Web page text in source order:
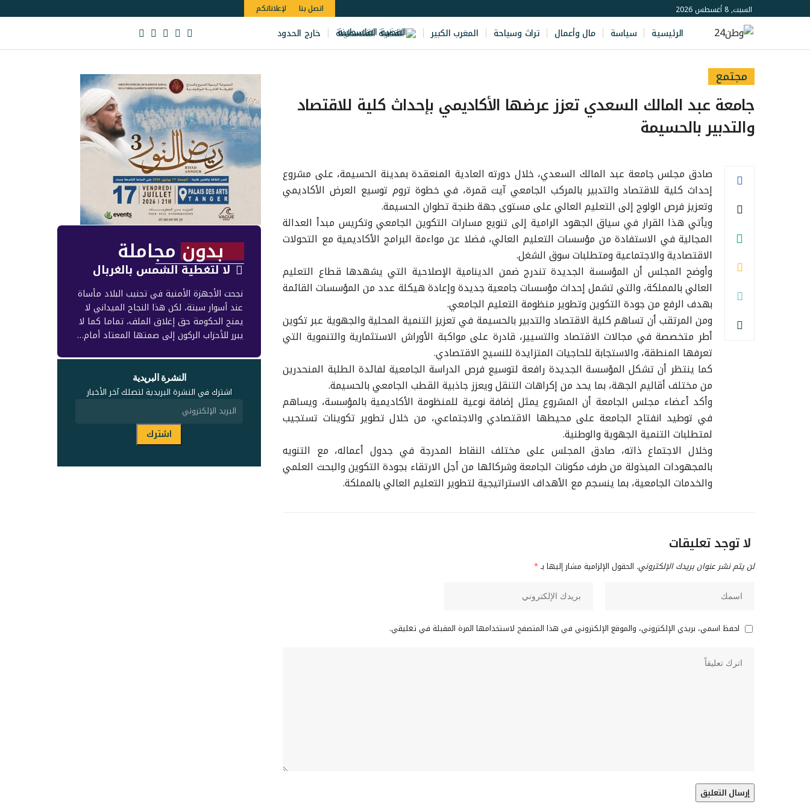
السبت, 8 أغسطس 2026 اتصل بنا لإعلاناتكم
الرئيسية سياسة مال وأعمال تراث وسياحة المغرب الكبير القضية الفلسطينة خارج الحدود
مجتمع
جامعة عبد المالك السعدي تعزز عرضها الأكاديمي بإحداث كلية للاقتصاد
والتدبير بالحسيمة
صادق مجلس جامعة عبد المالك السعدي، خلال دورته العادية المنعقدة بمدينة الحسيمة، على مشروع
إحداث كلية للاقتصاد والتدبير بالمركب الجامعي آيت قمرة، في خطوة تروم توسيع العرض الأكاديمي
وتعزيز فرص الولوج إلى التعليم العالي على مستوى جهة طنجة تطوان الحسيمة.
ويأتي هذا القرار في سياق الجهود الرامية إلى تنويع مسارات التكوين الجامعي وتكريس مبدأ العدالة
المجالية في الاستفادة من مؤسسات التعليم العالي، فضلا عن مواءمة البرامج الأكاديمية مع التحولات
الاقتصادية والاجتماعية ومتطلبات سوق الشغل.
وأوضح المجلس أن المؤسسة الجديدة تندرج ضمن الدينامية الإصلاحية التي يشهدها قطاع التعليم
العالي بالمملكة، والتي تشمل إحداث مؤسسات جامعية جديدة وإعادة هيكلة عدد من المؤسسات القائمة
بهدف الرفع من جودة التكوين وتطوير منظومة التعليم الجامعي.
ومن المرتقب أن تساهم كلية الاقتصاد والتدبير بالحسيمة في تعزيز التنمية المحلية والجهوية عبر تكوين
أطر متخصصة في مجالات الاقتصاد والتسيير، قادرة على مواكبة الأوراش الاستثمارية والتنموية التي
تعرفها المنطقة، والاستجابة للحاجيات المتزايدة للنسيج الاقتصادي.
كما ينتظر أن تشكل المؤسسة الجديدة رافعة لتوسيع فرص الدراسة الجامعية لفائدة الطلبة المنحدرين
من مختلف أقاليم الجهة، بما يحد من إكراهات التنقل ويعزز جاذبية القطب الجامعي بالحسيمة.
وأكد أعضاء مجلس الجامعة أن المشروع يمثل إضافة نوعية للمنظومة الأكاديمية بالمؤسسة، ويساهم
في توطيد انفتاح الجامعة على محيطها الاقتصادي والاجتماعي، من خلال تطوير تكوينات تستجيب
لمتطلبات التنمية الجهوية والوطنية.
وخلال الاجتماع ذاته، صادق المجلس على مختلف النقاط المدرجة في جدول أعماله، مع التنويه
بالمجهودات المبذولة من طرف مكونات الجامعة وشركائها من أجل الارتقاء بجودة التكوين والبحث العلمي
والخدمات الجامعية، بما ينسجم مع الأهداف الاستراتيجية لتطوير التعليم العالي بالمملكة.
لا توجد تعليقات
لن يتم نشر عنوان بريدك الإلكتروني. الحقول الإلزامية مشار إليها بـ*
احفظ اسمي، بريدي الإلكتروني، والموقع الإلكتروني في هذا المتصفح لاستخدامها المرة المقبلة في تعليقي.
بدون مجاملة
لا لتغطية الشمس بالغربال
نجحت الأجهزة الأمنية في تجنيب البلاد مأساة
عند أسوار سبتة، لكن هذا النجاح الميداني لا
يمنح الحكومة حق إغلاق الملف، تماما كما لا
يبرر للأحزاب الركون إلى صمتها المعتاد أمام…
النشرة البريدية
اشترك في النشرة البريدية لتصلك آخر الأخبار